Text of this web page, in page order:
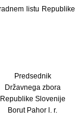
listu Republike
Predsednik
Državnega zbora
Republike Slovenije
Borut Pahor l. r.